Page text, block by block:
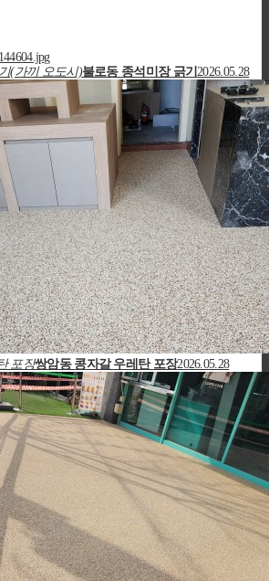
(가끼 오도시)불로동 종석미장 긁기2026.05.28
포장쌍암동 콩자갈 우레탄 포장2026.05.28